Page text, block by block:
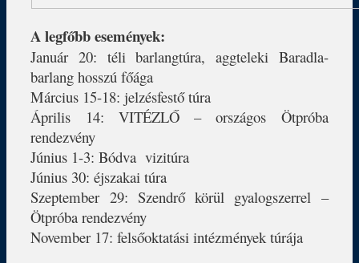
A legfőbb események:
Január 20: téli barlangtúra, aggteleki Baradla-
barlang hosszú főága
Március 15-18: jelzésfestő túra
Április 14: VITÉZLŐ – országos Ötpróba
rendezvény
Június 1-3: Bódva vizitúra
Június 30: éjszakai túra
Szeptember 29: Szendrő körül gyalogszerrel –
Ötpróba rendezvény
November 17: felsőoktatási intézmények túrája